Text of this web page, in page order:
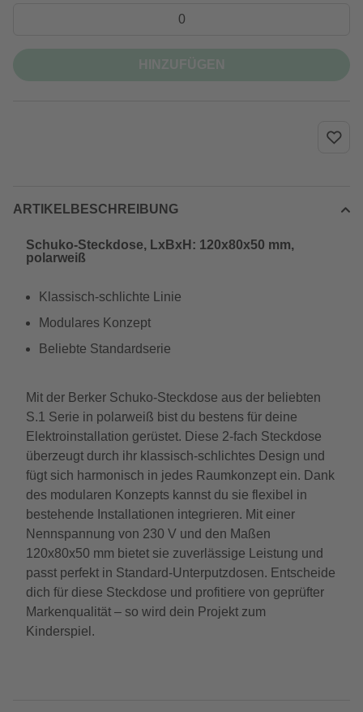
ARTIKELBESCHREIBUNG
Schuko-Steckdose, LxBxH: 120x80x50 mm,
polarweiß
Klassisch-schlichte Linie
Modulares Konzept
Beliebte Standardserie
Mit der Berker Schuko-Steckdose aus der beliebten
S.1 Serie in polarweiß bist du bestens für deine
Elektroinstallation gerüstet. Diese 2-fach Steckdose
überzeugt durch ihr klassisch-schlichtes Design und
fügt sich harmonisch in jedes Raumkonzept ein. Dank
des modularen Konzepts kannst du sie flexibel in
bestehende Installationen integrieren. Mit einer
Nennspannung von 230 V und den Maßen
120x80x50 mm bietet sie zuverlässige Leistung und
passt perfekt in Standard-Unterputzdosen. Entscheide
dich für diese Steckdose und profitiere von geprüfter
Markenqualität – so wird dein Projekt zum
Kinderspiel.